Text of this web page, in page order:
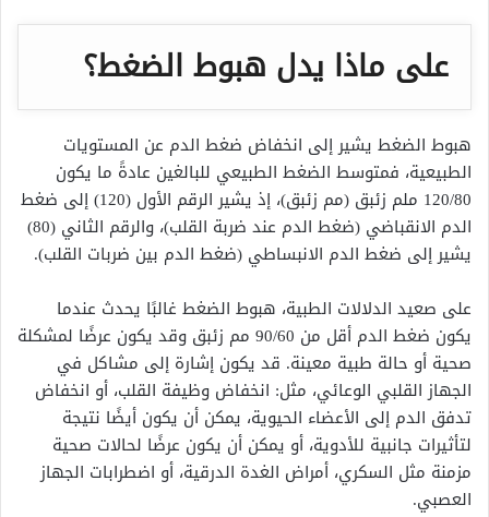
على ماذا يدل هبوط الضغط؟
هبوط الضغط يشير إلى انخفاض ضغط الدم عن المستويات
الطبيعية، فمتوسط الضغط الطبيعي للبالغين عادةً ما يكون
120/80 ملم زئبق (مم زئبق)، إذ يشير الرقم الأول (120) إلى ضغط
الدم الانقباضي (ضغط الدم عند ضربة القلب)، والرقم الثاني (80)
يشير إلى ضغط الدم الانبساطي (ضغط الدم بين ضربات القلب).
على صعيد الدلالات الطبية، هبوط الضغط غالبًا يحدث عندما
يكون ضغط الدم أقل من 90/60 مم زئبق وقد يكون عرضًا لمشكلة
صحية أو حالة طبية معينة. قد يكون إشارة إلى مشاكل في
الجهاز القلبي الوعائي، مثل: انخفاض وظيفة القلب، أو انخفاض
تدفق الدم إلى الأعضاء الحيوية، يمكن أن يكون أيضًا نتيجة
لتأثيرات جانبية للأدوية، أو يمكن أن يكون عرضًا لحالات صحية
مزمنة مثل السكري، أمراض الغدة الدرقية، أو اضطرابات الجهاز
العصبي.